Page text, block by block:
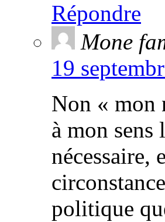
Répondre
Mone
19
Non « mon
à mon sens
nécessaire,
politique